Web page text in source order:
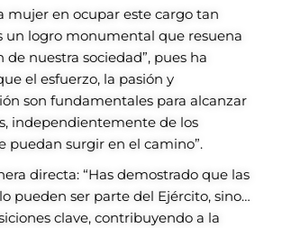
mujer en ocupar este cargo tan
un logro monumental que resuena
de nuestra sociedad”, pues ha
el esfuerzo, la pasión y
son fundamentales para alcanzar
independientemente de los
puedan surgir en el camino”.
directa: “Has demostrado que las
pueden ser parte del Ejército, sino…
clave, contribuyendo a la